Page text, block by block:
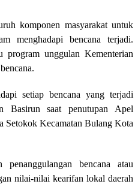
komponen masyarakat untuk
menghadapi bencana terjadi.
program unggulan Kementerian
setiap bencana yang terjadi
saat penutupan Apel
Setokok Kecamatan Bulang Kota
bencana atau
nilai-nilai kearifan lokal daerah